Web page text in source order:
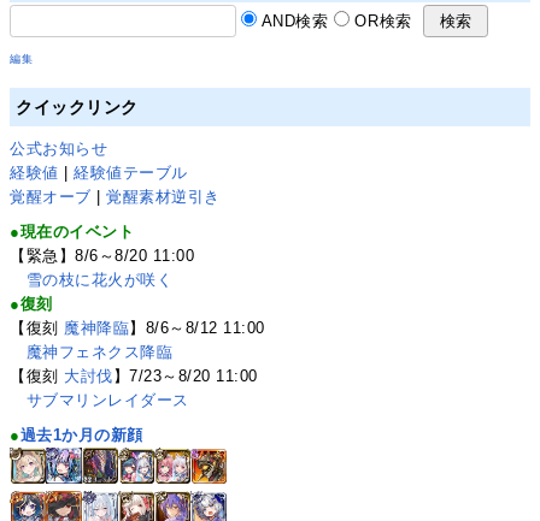
AND検索 OR検索
編集
クイックリンク
公式お知らせ
経験値 |経験値テーブル
覚醒オーブ |覚醒素材逆引き
●現在のイベント
【緊急】8/6～8/20 11:00
雪の枝に花火が咲く
●復刻
【復刻 魔神降臨】8/6～8/12 11:00
魔神フェネクス降臨
【復刻 大討伐 】7/23～8/20 11:00
サブマリンレイダース
●過去1か月の新顔